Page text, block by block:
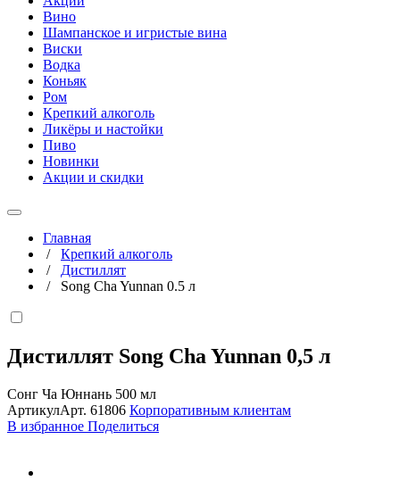
Вино
Шампанское и игристые вина
Виски
Водка
Коньяк
Ром
Крепкий алкоголь
Ликёры и настойки
Пиво
Новинки
Акции и скидки
Главная
/ Крепкий алкоголь
/ Дистиллят
/ Song Cha Yunnan 0.5 л
Дистиллят Song Cha Yunnan 0,5 л
Сонг Ча Юннань 500 мл
АртикулАрт. 61806 Корпоративным клиентам
В избранное Поделиться